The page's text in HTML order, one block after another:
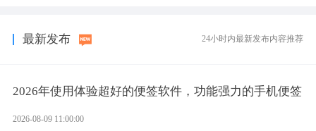
最新发布 24小时内最新发布内容推荐
2026年使用体验超好的便签软件，功能强力的手机便签
2026-08-09 11:00:00